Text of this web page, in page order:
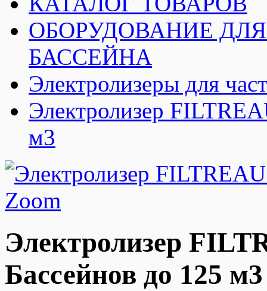
ОБОРУДОВАНИЕ
БАССЕЙНА
Электролизеры для
Электролизер
м3
Zoom
Электролизер
Бассейнов до 125 м3